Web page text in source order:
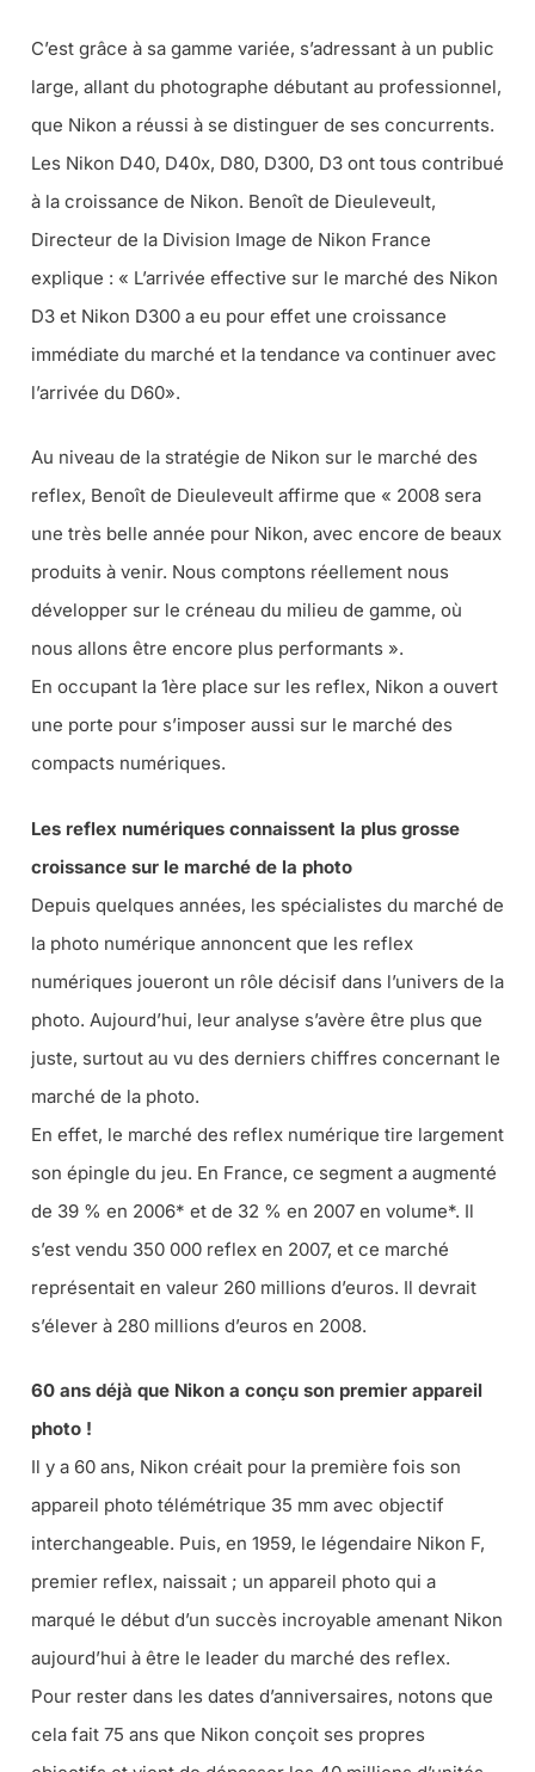
C’est grâce à sa gamme variée, s’adressant à un public
large, allant du photographe débutant au professionnel,
que Nikon a réussi à se distinguer de ses concurrents.
Les Nikon D40, D40x, D80, D300, D3 ont tous contribué
à la croissance de Nikon. Benoît de Dieuleveult,
Directeur de la Division Image de Nikon France
explique : « L’arrivée effective sur le marché des Nikon
D3 et Nikon D300 a eu pour effet une croissance
immédiate du marché et la tendance va continuer avec
l’arrivée du D60».
Au niveau de la stratégie de Nikon sur le marché des
reflex, Benoît de Dieuleveult affirme que « 2008 sera
une très belle année pour Nikon, avec encore de beaux
produits à venir. Nous comptons réellement nous
développer sur le créneau du milieu de gamme, où
nous allons être encore plus performants ».
En occupant la 1ère place sur les reflex, Nikon a ouvert
une porte pour s’imposer aussi sur le marché des
compacts numériques.
Les reflex numériques connaissent la plus grosse
croissance sur le marché de la photo
Depuis quelques années, les spécialistes du marché de
la photo numérique annoncent que les reflex
numériques joueront un rôle décisif dans l’univers de la
photo. Aujourd’hui, leur analyse s’avère être plus que
juste, surtout au vu des derniers chiffres concernant le
marché de la photo.
En effet, le marché des reflex numérique tire largement
son épingle du jeu. En France, ce segment a augmenté
de 39 % en 2006* et de 32 % en 2007 en volume*. Il
s’est vendu 350 000 reflex en 2007, et ce marché
représentait en valeur 260 millions d’euros. Il devrait
s’élever à 280 millions d’euros en 2008.
60 ans déjà que Nikon a conçu son premier appareil
photo !
Il y a 60 ans, Nikon créait pour la première fois son
appareil photo télémétrique 35 mm avec objectif
interchangeable. Puis, en 1959, le légendaire Nikon F,
premier reflex, naissait ; un appareil photo qui a
marqué le début d’un succès incroyable amenant Nikon
aujourd’hui à être le leader du marché des reflex.
Pour rester dans les dates d’anniversaires, notons que
cela fait 75 ans que Nikon conçoit ses propres